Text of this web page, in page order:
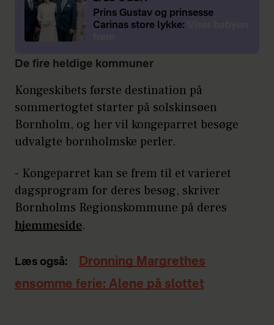
Prins Gustav og prinsesse
Carinas store lykke:
De fire heldige kommuner
Kongeskibets første destination på
sommertogtet starter på solskinsøen
Bornholm, og her vil kongeparret besøge
udvalgte bornholmske perler.
- Kongeparret kan se frem til et varieret
dagsprogram for deres besøg, skriver
Bornholms Regionskommune på deres
hjemmeside.
Læs også:
Dronning Margrethes
ensomme ferie: Alene på slottet